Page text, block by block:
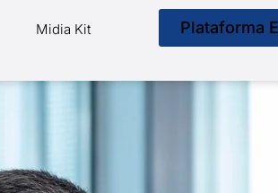
Midia Kit Plataforma